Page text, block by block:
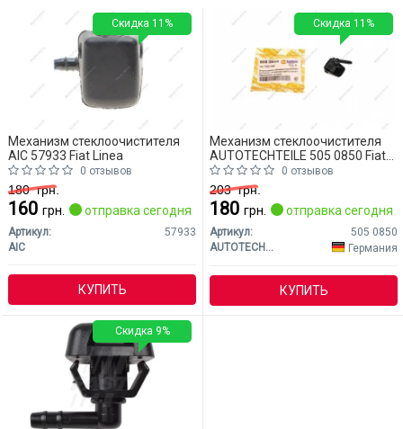
Механизм стеклоочистителя
AIC 57933 Fiat Linea
0 отзывов
180грн.
160 грн. отправка сегодня
Артикул:
57933
AIC
КУПИТЬ
Скидка 11%
Механизм стеклоочистителя
AUTOTECHTEILE 505 0850 Fiat
Linea
0 отзывов
203грн.
180 грн. отправка сегодня
Артикул:
505 0850
AUTOTECHTEILE
Германия
КУПИТЬ
Скидка 11%
Скидка 9%